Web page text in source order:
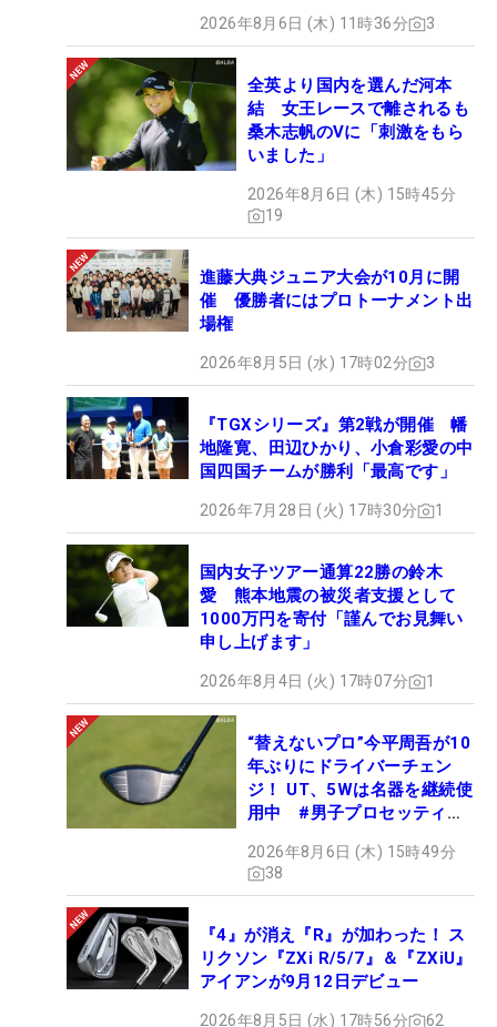
2026年8月6日 (木) 11時36分 3
全英より国内を選んだ河本
結 女王レースで離されるも
桑木志帆のVに「刺激をもら
いました」
2026年8月6日 (木) 15時45分
19
進藤大典ジュニア大会が10月に開
催 優勝者にはプロトーナメント出
場権
2026年8月5日 (水) 17時02分 3
『TGXシリーズ』第2戦が開催 幡
地隆寛、田辺ひかり、小倉彩愛の中
国四国チームが勝利「最高です」
2026年7月28日 (火) 17時30分 1
国内女子ツアー通算22勝の鈴木
愛 熊本地震の被災者支援として
1000万円を寄付「謹んでお見舞い
申し上げます」
2026年8月4日 (火) 17時07分 1
“替えないプロ”今平周吾が10
年ぶりにドライバーチェン
ジ！ UT、5Wは名器を継続使
用中 #男子プロセッティン
2026年8月6日 (木) 15時49分
38
『4』が消え『R』が加わった！ ス
リクソン『ZXi R/5/7』＆『ZXiU』
アイアンが9月12日デビュー
2026年8月5日 (水) 17時56分 62